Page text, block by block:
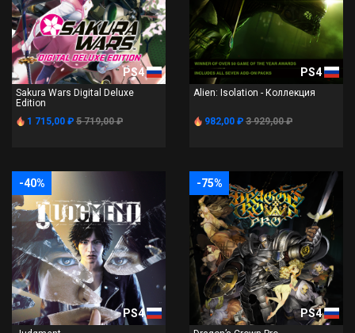
PS4
Sakura Wars Digital Deluxe
Edition
1 715,00 ₽ 5 719,00 ₽
PS4
Alien: Isolation - Коллекция
982,00 ₽ 3 929,00 ₽
-40%
PS4
-75%
PS4